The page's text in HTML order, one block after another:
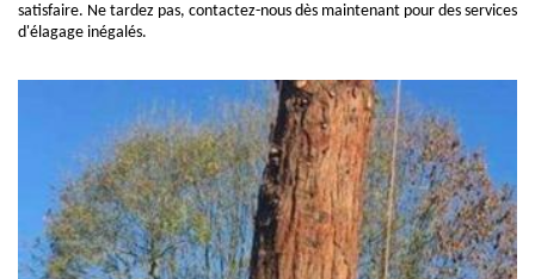
satisfaire. Ne tardez pas, contactez-nous dès maintenant pour des services
d'élagage inégalés.